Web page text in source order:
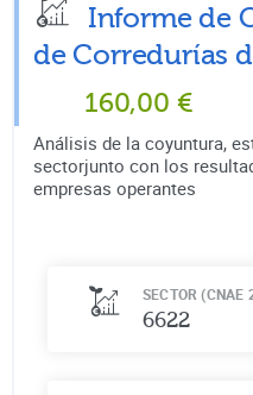
Informe de
de Corredurías
160,00 €
Análisis de la coyuntura,
sectorjunto con los
empresas operantes
SECTOR (CNAE
6622